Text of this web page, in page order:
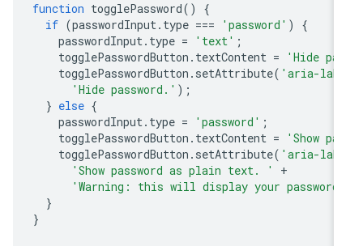
function togglePassword ()
if (passwordInput.type === 'password'
passwordInput.type = 'text'
togglePasswordButton.textContent = 'Hide
togglePasswordButton.setAttribute('aria-
'Hide password.'
} else
passwordInput.type = 'password'
togglePasswordButton.textContent = 'Show
togglePasswordButton.setAttribute('aria-
'Show password as plain text. '
'Warning: this will display your